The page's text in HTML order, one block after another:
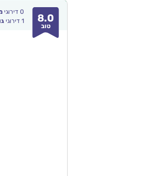
8.0
טוב
0 דירוגי
1 דירוגי